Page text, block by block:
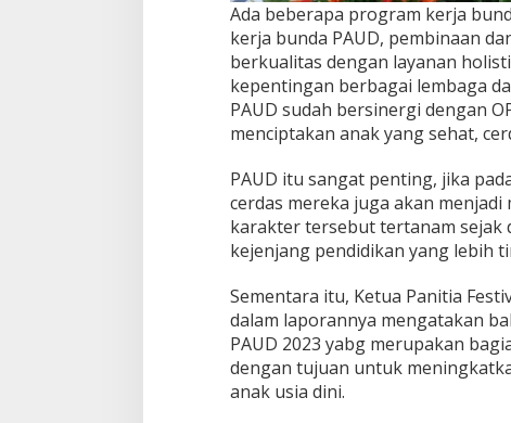
Ada beberapa program kerja
kerja bunda PAUD, pembinaan
berkualitas dengan layanan
kepentingan berbagai lembaga
PAUD sudah bersinergi dengan
menciptakan anak yang sehat,
PAUD itu sangat penting, jika
cerdas mereka juga akan menjadi
karakter tersebut tertanam sejak
kejenjang pendidikan yang lebih
Sementara itu, Ketua Panitia
dalam laporannya mengatakan
PAUD 2023 yabg merupakan
dengan tujuan untuk
anak usia dini.